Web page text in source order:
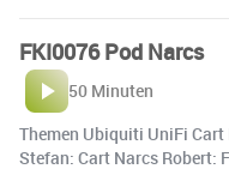
FKI0076 Pod Narcs
50 Minuten
Themen Ubiquiti UniFi
Stefan: Cart Narcs Robert: